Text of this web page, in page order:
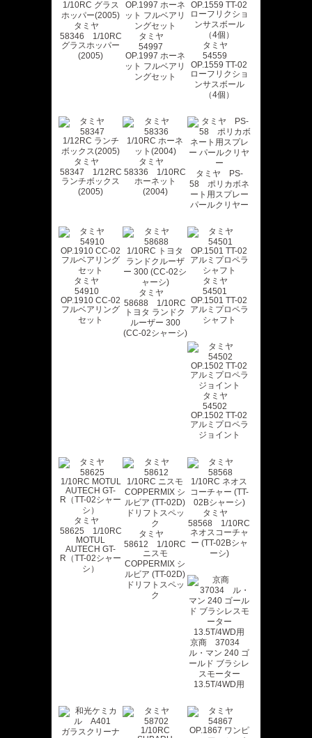
タミヤ
58346 1/10RC
グラスホッパー
(2005)
タミヤ
54997
OP.1997 ホーネ
ット フルベアリ
ングセット
タミヤ
54559
OP.1559 TT-02
ローフリクショ
ンサスボール
（4個）
タミヤ
58347 1/12RC
ランチボックス
(2005)
タミヤ
58336 1/10RC
ホーネット
(2004)
タミヤ PS-
58 ポリカボネ
ート用スプレー
パールクリヤー
タミヤ
54910
OP.1910 CC-02
フルベアリング
セット
タミヤ
58688 1/10RC
トヨタ ランドク
ルーザー 300
(CC-02シャーシ)
タミヤ
54501
OP.1501 TT-02
アルミプロペラ
シャフト
タミヤ
54502
OP.1502 TT-02
アルミプロペラ
ジョイント
タミヤ
58625 1/10RC
MOTUL
AUTECH GT-
R（TT-02シャー
シ）
タミヤ
58612 1/10RC
ニスモ
COPPERMIX シ
ルビア (TT-02D)
ドリフトスペッ
ク
タミヤ
58568 1/10RC
ネオスコーチャ
ー (TT-02Bシャ
ーシ)
京商 37034
ル・マン 240 ゴ
ールド ブラシレ
スモーター
13.5T/4WD用